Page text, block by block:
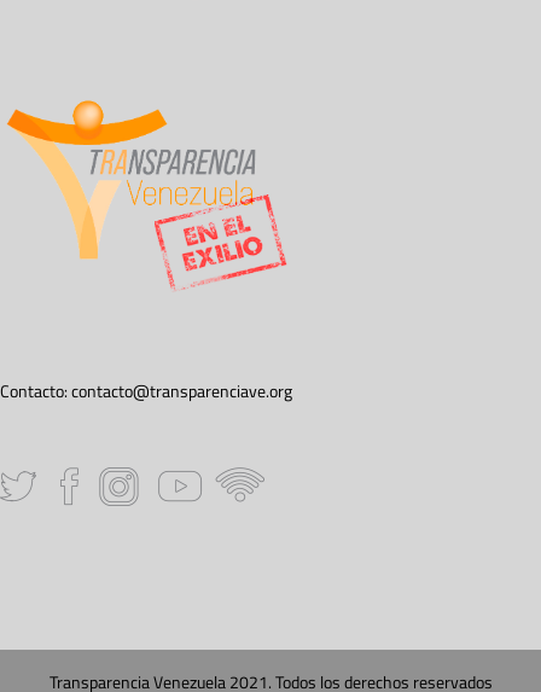
Contacto:contacto@transparenciave.org
Transparencia Venezuela 2021. Todos los derechos reservados